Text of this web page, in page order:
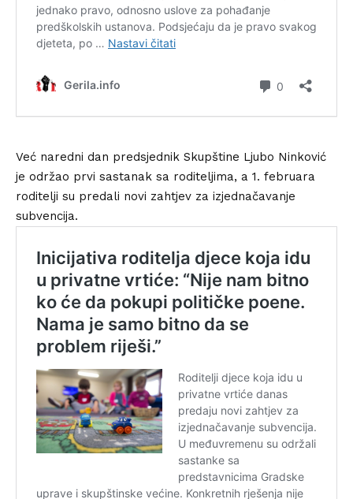
Već naredni dan predsjednik Skupštine Ljubo Ninković
je održao prvi sastanak sa roditeljima, a 1. februara
roditelji su predali novi zahtjev za izjednačavanje
subvencija.